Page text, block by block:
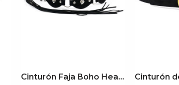
Cinturón Faja Boho Heart